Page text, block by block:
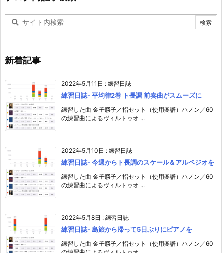
新着記事
2022年5月11日 : 練習日誌
練習日誌- 平均律2巻 ト長調 前奏曲がスムーズに
練習した曲 金子勝子／指セット（使用楽譜）ハノン／60
の練習曲によるヴィルトゥオ ...
2022年5月10日 : 練習日誌
練習日誌- 今週からト長調のスケール＆アルペジオを
練習した曲 金子勝子／指セット（使用楽譜）ハノン／60
の練習曲によるヴィルトゥオ ...
2022年5月8日 : 練習日誌
練習日誌- 島旅から帰って5日ぶりにピアノを
練習した曲 金子勝子／指セット（使用楽譜）ハノン／60